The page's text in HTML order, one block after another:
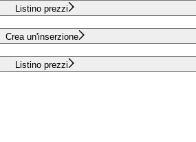
Listino prezzi
Crea un'inserzione
Listino prezzi